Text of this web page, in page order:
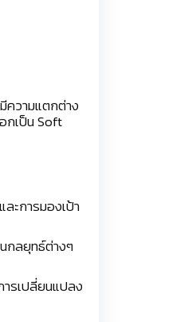
ความแตกต่าง
กเป็น Soft
ะการมองเป้า
กลยุทธ์ต่างๆ
รเปลี่ยนแปลง